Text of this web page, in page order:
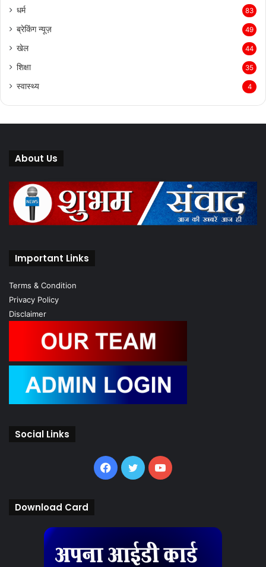
धर्म 83
ब्रेकिंग न्यूज़ 49
खेल 44
शिक्षा 35
स्वास्थ्य 4
About Us
Important Links
Terms & Condition
Privacy Policy
Disclaimer
Social Links
Facebook
TwitterYouTube
Download Card